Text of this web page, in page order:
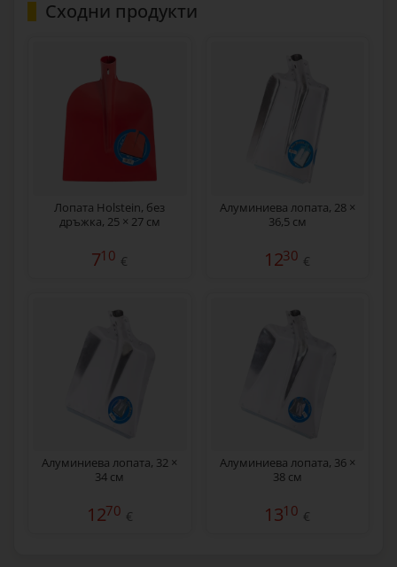
Сходни продукти
Лопата Holstein, без
дръжка, 25 × 27 см
710 €
Алуминиева лопата, 28 ×
36,5 см
1230 €
Алуминиева лопата, 32 ×
34 см
1270 €
Алуминиева лопата, 36 ×
38 см
1310 €